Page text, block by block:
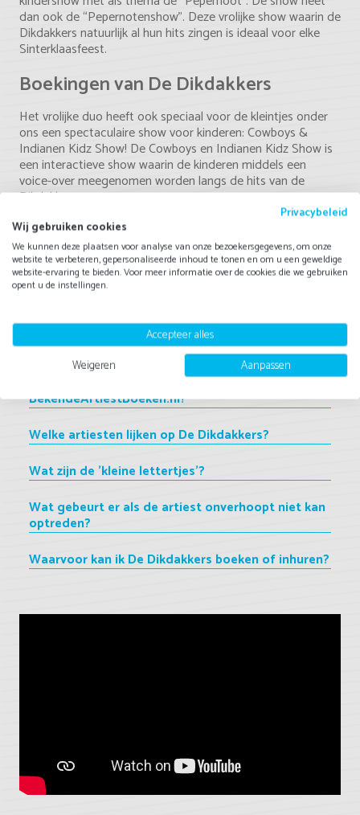
dan ook de “Pepernotenshow”. Deze vrolijke show waarin de
Dikdakkers natuurlijk al hun hits zingen is ideaal voor elke
Sinterklaasfeest.
Boekingen van De Dikdakkers
Het vrolijke duo heeft ook speciaal voor de kleintjes onder
ons een spectaculaire show voor kinderen: Cowboys &
Indianen Kidz Show! De Cowboys en Indianen Kidz Show is
een interactieve show waarin de kinderen middels een
voice-over meegenomen worden langs de hits van de
Dikdakkers.
Veelgestelde vragen
Wat is de prijs van De Dikdakkers?
Zijn er nog bijkomende kosten?
Hoe kan ik De Dikdakkers boeken bij
BekendeArtiestBoeken.nl?
Welke artiesten lijken op De Dikdakkers?
Wat zijn de 'kleine lettertjes'?
Wat gebeurt er als de artiest onverhoopt niet kan
optreden?
Waarvoor kan ik De Dikdakkers boeken of inhuren?
Privacybeleid
Wij gebruiken cookies
We kunnen deze plaatsen voor analyse van onze bezoekersgegevens, om onze
website te verbeteren, gepersonaliseerde inhoud te tonen en om u een geweldige
website-ervaring te bieden. Voor meer informatie over de cookies die we gebruiken
opent u de instellingen.
Accepteer alles
Weigeren
Aanpassen